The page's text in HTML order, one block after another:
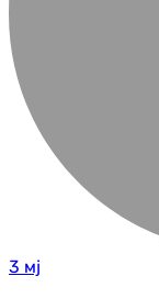
3 мј